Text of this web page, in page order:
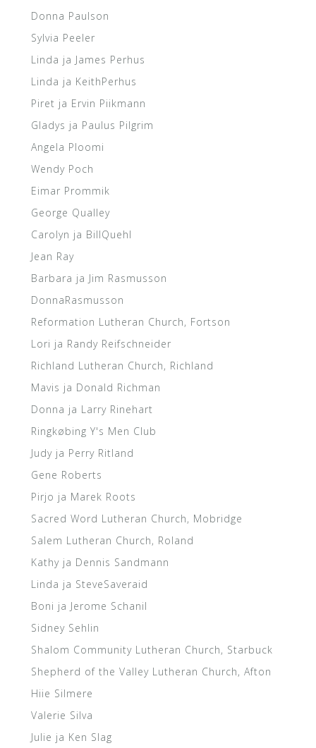
Donna Paulson
Sylvia Peeler
Linda ja James Perhus
Linda ja KeithPerhus
Piret ja Ervin Piikmann
Gladys ja Paulus Pilgrim
Angela Ploomi
Wendy Poch
Eimar Prommik
George Qualley
Carolyn ja BillQuehl
Jean Ray
Barbara ja Jim Rasmusson
DonnaRasmusson
Reformation Lutheran Church, Fortson
Lori ja Randy Reifschneider
Richland Lutheran Church, Richland
Mavis ja Donald Richman
Donna ja Larry Rinehart
Ringkøbing Y's Men Club
Judy ja Perry Ritland
Gene Roberts
Pirjo ja Marek Roots
Sacred Word Lutheran Church, Mobridge
Salem Lutheran Church, Roland
Kathy ja Dennis Sandmann
Linda ja SteveSaveraid
Boni ja Jerome Schanil
Sidney Sehlin
Shalom Community Lutheran Church, Starbuck
Shepherd of the Valley Lutheran Church, Afton
Hiie Silmere
Valerie Silva
Julie ja Ken Slag